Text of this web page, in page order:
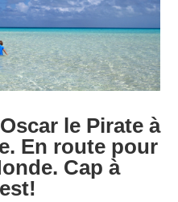
le Pirate à
En route pour
Cap à